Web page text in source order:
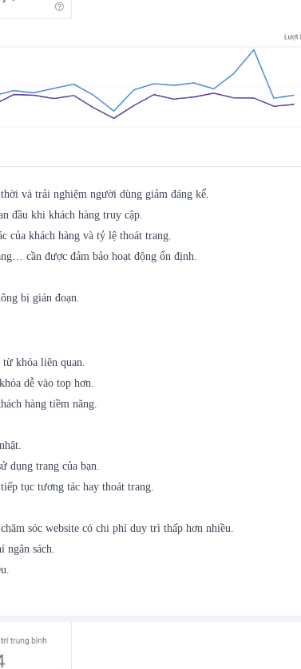
và trải nghiệm người dùng giảm đáng kể.
đầu khi khách hàng truy cập.
của khách hàng và tỷ lệ thoát trang.
cần được đảm bảo hoạt động ổn định.
bị gián đoạn.
khóa liên quan.
dễ vào top hơn.
hàng tiềm năng.
dụng trang của bạn.
tục tương tác hay thoát trang.
sóc website có chi phí duy trì thấp hơn nhiều.
sách.